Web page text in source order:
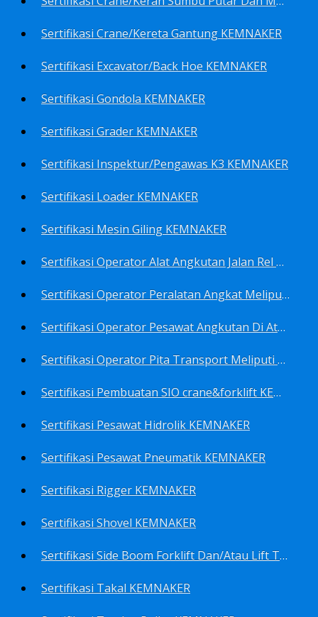
Sertifikasi Crane/Kereta Gantung KEMNAKER
Sertifikasi Excavator/Back Hoe KEMNAKER
Sertifikasi Gondola KEMNAKER
Sertifikasi Grader KEMNAKER
Sertifikasi Inspektur/Pengawas K3 KEMNAKER
Sertifikasi Loader KEMNAKER
Sertifikasi Mesin Giling KEMNAKER
Sertifikasi Operator Alat Angkutan Jalan Rel Meliputi Operator Lokomotif Dan Lori KEMNAKER
Sertifikasi Operator Peralatan Angkat Meliputi Operator Dongkrak Mekanik (Lier) KEMNAKER
Sertifikasi Operator Pesawat Angkutan Di Atas Landasan Dan Di Atas Permukaan Meliputi Antara Lain Operator: Dump Truk KEMNAKER
Sertifikasi Operator Pita Transport Meliputi Operator Eskalator KEMNAKER
Sertifikasi Pembuatan SIO crane&forklift KEMNAKER
Sertifikasi Pesawat Hidrolik KEMNAKER
Sertifikasi Pesawat Pneumatik KEMNAKER
Sertifikasi Rigger KEMNAKER
Sertifikasi Shovel KEMNAKER
Sertifikasi Side Boom Forklift Dan/Atau Lift Truk KEMNAKER
Sertifikasi Takal KEMNAKER